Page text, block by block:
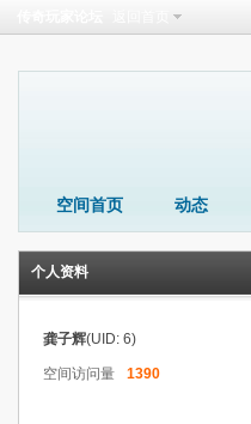
空间首页 动态
个人资料
龚子辉(UID: 6)
空间访问量 1390